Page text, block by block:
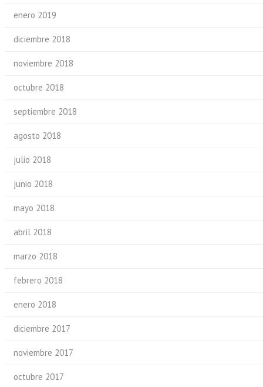
enero 2019
diciembre 2018
noviembre 2018
octubre 2018
septiembre 2018
agosto 2018
julio 2018
junio 2018
mayo 2018
abril 2018
marzo 2018
febrero 2018
enero 2018
diciembre 2017
noviembre 2017
octubre 2017